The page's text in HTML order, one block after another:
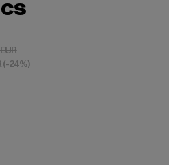
Aktionspreis: 49,99 EUR
(-24%)